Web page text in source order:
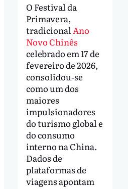
O Festival da
Primavera,
tradicionalAno
Novo Chinês
celebrado em 17 de
fevereiro de 2026,
consolidou‑se
como um dos
maiores
impulsionadores
do turismo global e
do consumo
interno na China.
Dados de
plataformas de
viagens apontam